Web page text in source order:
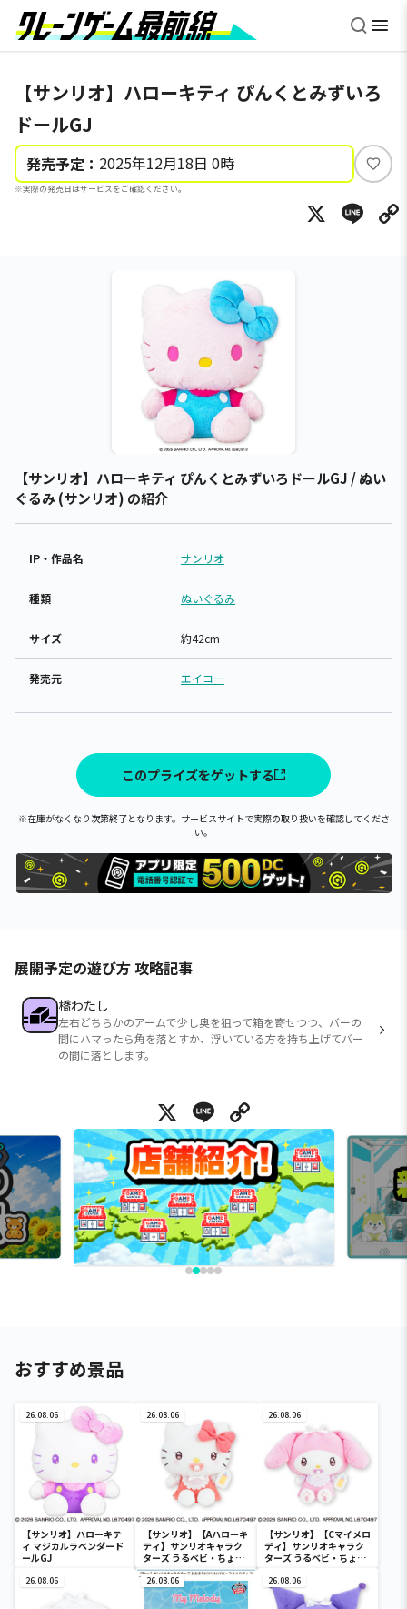
【サンリオ】ハローキティ ぴんくとみずいろ
ドールGJ
発売予定： 2025年12月18日 0時
※実際の発売日はサービスをご確認ください。
い
ね
X
【サンリオ】ハローキティ ぴんくとみずいろドールGJ / ぬい
ぐるみ (サンリオ) の紹介
IP・作品名 サンリオ
種類 ぬいぐるみ
サイズ 約42cm
発売元 エイコー
このプライズをゲットする
※在庫がなくなり次第終了となります。サービスサイトで実際の取り扱いを確認してくださ
い。
展開予定の遊び方 攻略記事
橋わたし
左右どちらかのアームで少し奥を狙って箱を寄せつつ、バーの
間にハマったら角を落とすか、浮いている方を持ち上げてバー
の間に落とします。
X Line
おすすめ景品
26.08.06
【サンリオ】ハローキテ
ィ マジカルラベンダード
ールGJ
26.08.06
【サンリオ】【Aハローキ
ティ】サンリオキャラク
ターズ うるベビ・ちょい
デカドール
26.08.06
【サンリオ】【Cマイメロ
ディ】サンリオキャラク
ターズ うるベビ・ちょい
26.08.06 26.08.06 26.08.06